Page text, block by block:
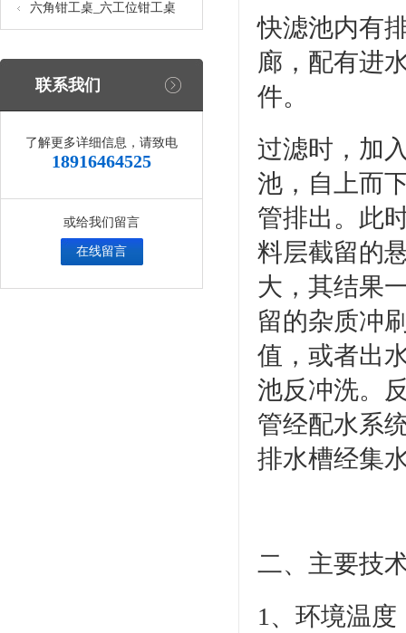
压气动综合实训台
六角钳工桌_六工位钳工桌
联系我们
了解更多详细信息，请致电
18916464525
或给我们留言
在线留言
快滤池内有
廊，配有进
件。
过滤时，加
池，自上而
管排出。此
料层截留的
大，其结果
留的杂质冲
值，或者出
池反冲洗。
管经配水系
排水槽经集
二、主要技
1、环境温